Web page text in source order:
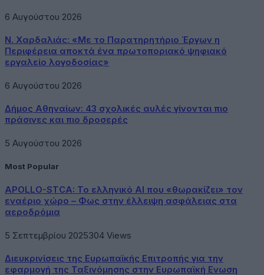
6 Αυγούστου 2026
Ν. Χαρδαλιάς: «Με το Παρατηρητήριο Έργων η
Περιφέρεια αποκτά ένα πρωτοποριακό ψηφιακό
εργαλείο λογοδοσίας»
6 Αυγούστου 2026
Δήμος Αθηναίων: 43 σχολικές αυλές γίνονται πιο
πράσινες και πιο δροσερές
5 Αυγούστου 2026
Most Popular
APOLLO-STCA: Το ελληνικό AI που «θωρακίζει» τον
εναέριο χώρο – Φως στην έλλειψη ασφάλειας στα
αεροδρόμια
5 Σεπτεμβρίου 2025304 Views
Διευκρινίσεις της Ευρωπαϊκής Επιτροπής για την
εφαρμογή της Ταξινόμησης στην Ευρωπαϊκή Ενωση